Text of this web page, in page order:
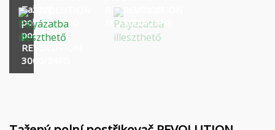
Pracovní nástroje Quivogne
Kariéra
Tažený
polní
postřikovač
REVOLUTION
3000/24FG
REVOLUTION
3000/24FG
REVOLUTION
3000/24FG
REVOLUTION
3000/24FG